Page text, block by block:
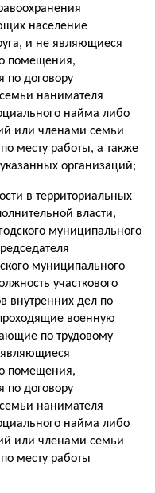
население
и не являющиеся
помещения,
договору
нанимателя
найма либо
или членами семьи
месту работы, а также
организаций;
в территориальных
власти,
муниципального
муниципального
участкового
внутренних дел по
военную
по трудовому
являющиеся
помещения,
договору
нанимателя
найма либо
или членами семьи
месту работы